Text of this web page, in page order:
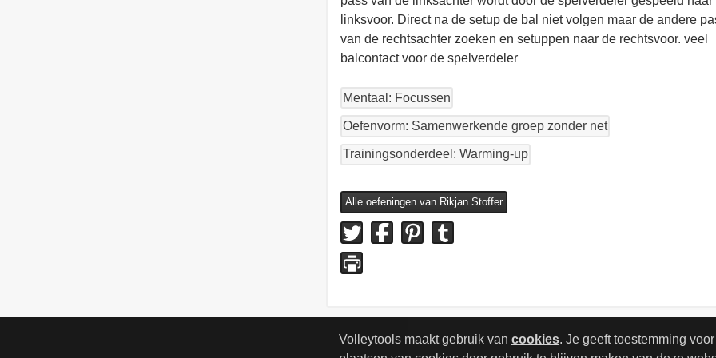
linksvoor. Direct na de setup de bal niet volgen maar de andere
van de rechtsachter zoeken en setuppen naar de rechtsvoor. veel
balcontact voor de spelverdeler
Mentaal: Focussen
Oefenvorm: Samenwerkende groep zonder net
Trainingsonderdeel: Warming-up
Alle oefeningen van Rikjan Stoffer
Volleytools maakt gebruik van cookies. Je geeft toestemming